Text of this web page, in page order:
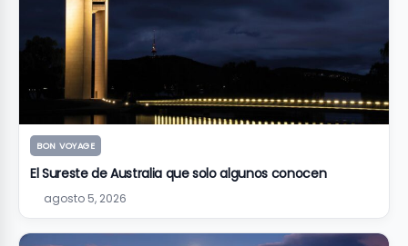
BON VOYAGE
El Sureste de Australia que solo algunos conocen
agosto 5, 2026